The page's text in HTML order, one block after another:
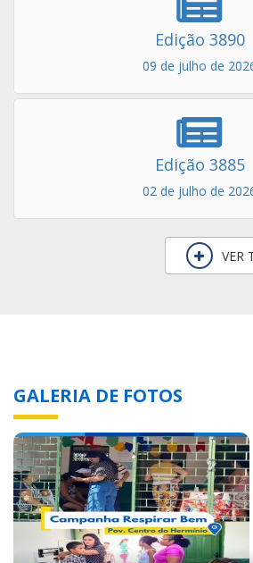
Edição 3890
09 de julho de
Edição 3885
02 de julho de
VER
GALERIA DE FOTOS